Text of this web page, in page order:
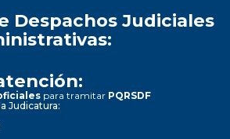
Despachos Judiciales
para tramitar PQRSDF
Judicatura: